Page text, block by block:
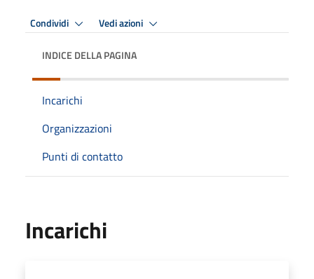
Condividi Vedi azioni
INDICE DELLA PAGINA
Incarichi
Organizzazioni
Punti di contatto
Incarichi